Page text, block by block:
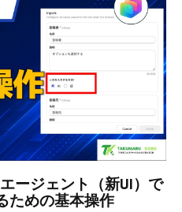
ージェント（新UI）で
ための基本操作